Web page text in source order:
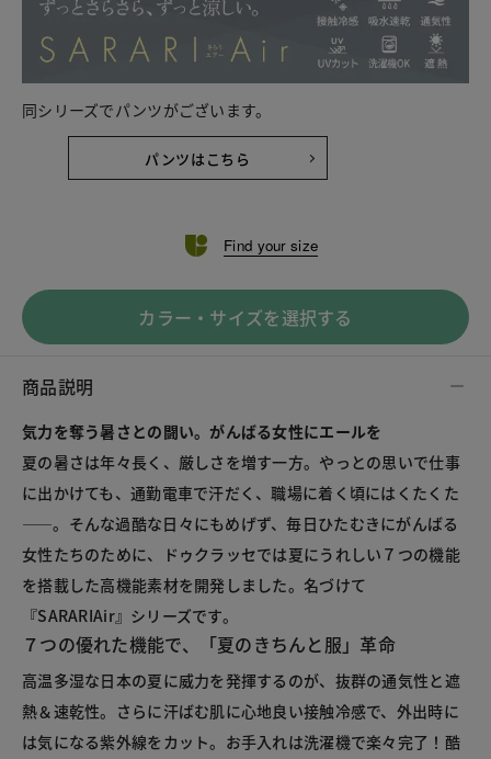
同シリーズでパンツがございます。
パンツはこちら
Find your size
カラー・サイズを選択する
商品説明
気力を奪う暑さとの闘い。がんばる女性にエールを
夏の暑さは年々長く、厳しさを増す一方。やっとの思いで仕事
に出かけても、通勤電車で汗だく、職場に着く頃にはくたくた
――。そんな過酷な日々にもめげず、毎日ひたむきにがんばる
女性たちのために、ドゥクラッセでは夏にうれしい７つの機能
を搭載した高機能素材を開発しました。名づけて
『SARARIAir』シリーズです。
７つの優れた機能で、「夏のきちんと服」革命
高温多湿な日本の夏に威力を発揮するのが、抜群の通気性と遮
熱＆速乾性。さらに汗ばむ肌に心地良い接触冷感で、外出時に
は気になる紫外線をカット。お手入れは洗濯機で楽々完了！酷